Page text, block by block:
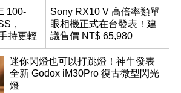
100-
，
持更輕
Sony RX10 V 高倍率類單
眼相機正式在台發表！建
議售價 NT$ 65,980
迷你閃燈也可以打跳燈！神牛發表
全新 Godox iM30Pro 復古微型閃光
燈